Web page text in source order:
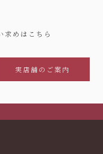
求めはこちら
実店舗のご案内